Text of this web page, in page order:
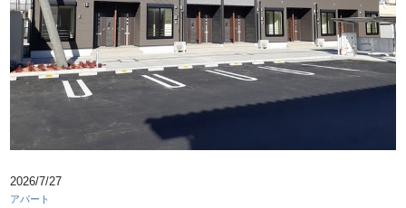
2026/7/27
アパート